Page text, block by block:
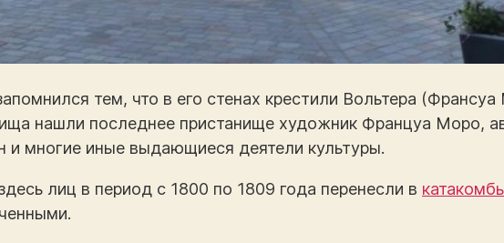
тем, что в его стенах крестили Вольтера
нашли последнее пристанище художник Француа Моро,
многие иные выдающиеся деятели культуры.
лиц в период с 1800 по 1809 года перенесли в